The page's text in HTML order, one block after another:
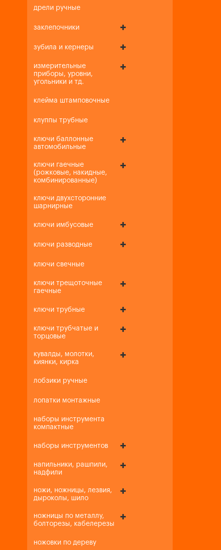
дрели ручные
заклепочники
зубила и кернеры
измерительные
приборы, уровни,
угольники и тд.
клейма штамповочные
клуппы трубные
ключи баллонные
автомобильные
ключи гаечные
(рожковые, накидные,
комбинированные)
ключи двухсторонние
шарнирные
ключи имбусовые
ключи разводные
ключи свечные
ключи трещоточные
гаечные
ключи трубные
ключи трубчатые и
торцовые
кувалды, молотки,
киянки, кирка
лобзики ручные
лопатки монтажные
наборы инструмента
компактные
наборы инструментов
напильники, рашпили,
надфили
ножи, ножницы, лезвия,
дыроколы, шило
ножницы по металлу,
болторезы, кабелерезы
ножовки по дереву